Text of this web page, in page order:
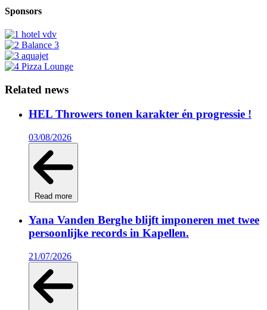
Sponsors
Related news
HEL Throwers tonen karakter én progressie !
03/08/2026
Read more
Yana Vanden Berghe blijft imponeren met twee
persoonlijke records in Kapellen.
21/07/2026